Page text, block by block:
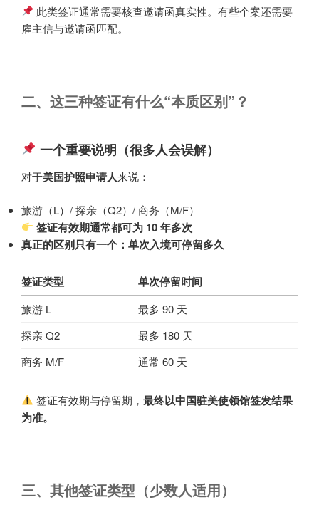
此类签证通常需要核查邀请函真实性。有些个案还需要
雇主信与邀请函匹配。
二、这三种签证有什么“本质区别”？
一个重要说明（很多人会误解）
对于美国护照申请人来说：
旅游（L）/ 探亲（Q2）/ 商务（M/F）
签证有效期通常都可为 10 年多次
真正的区别只有一个：单次入境可停留多久
签证类型 单次停留时间
旅游 L
最多 90 天
探亲 Q2
最多 180 天
商务 M/F
通常 60 天
签证有效期与停留期，最终以中国驻美使领馆签发结果
为准。
三、其他签证类型（少数人适用）